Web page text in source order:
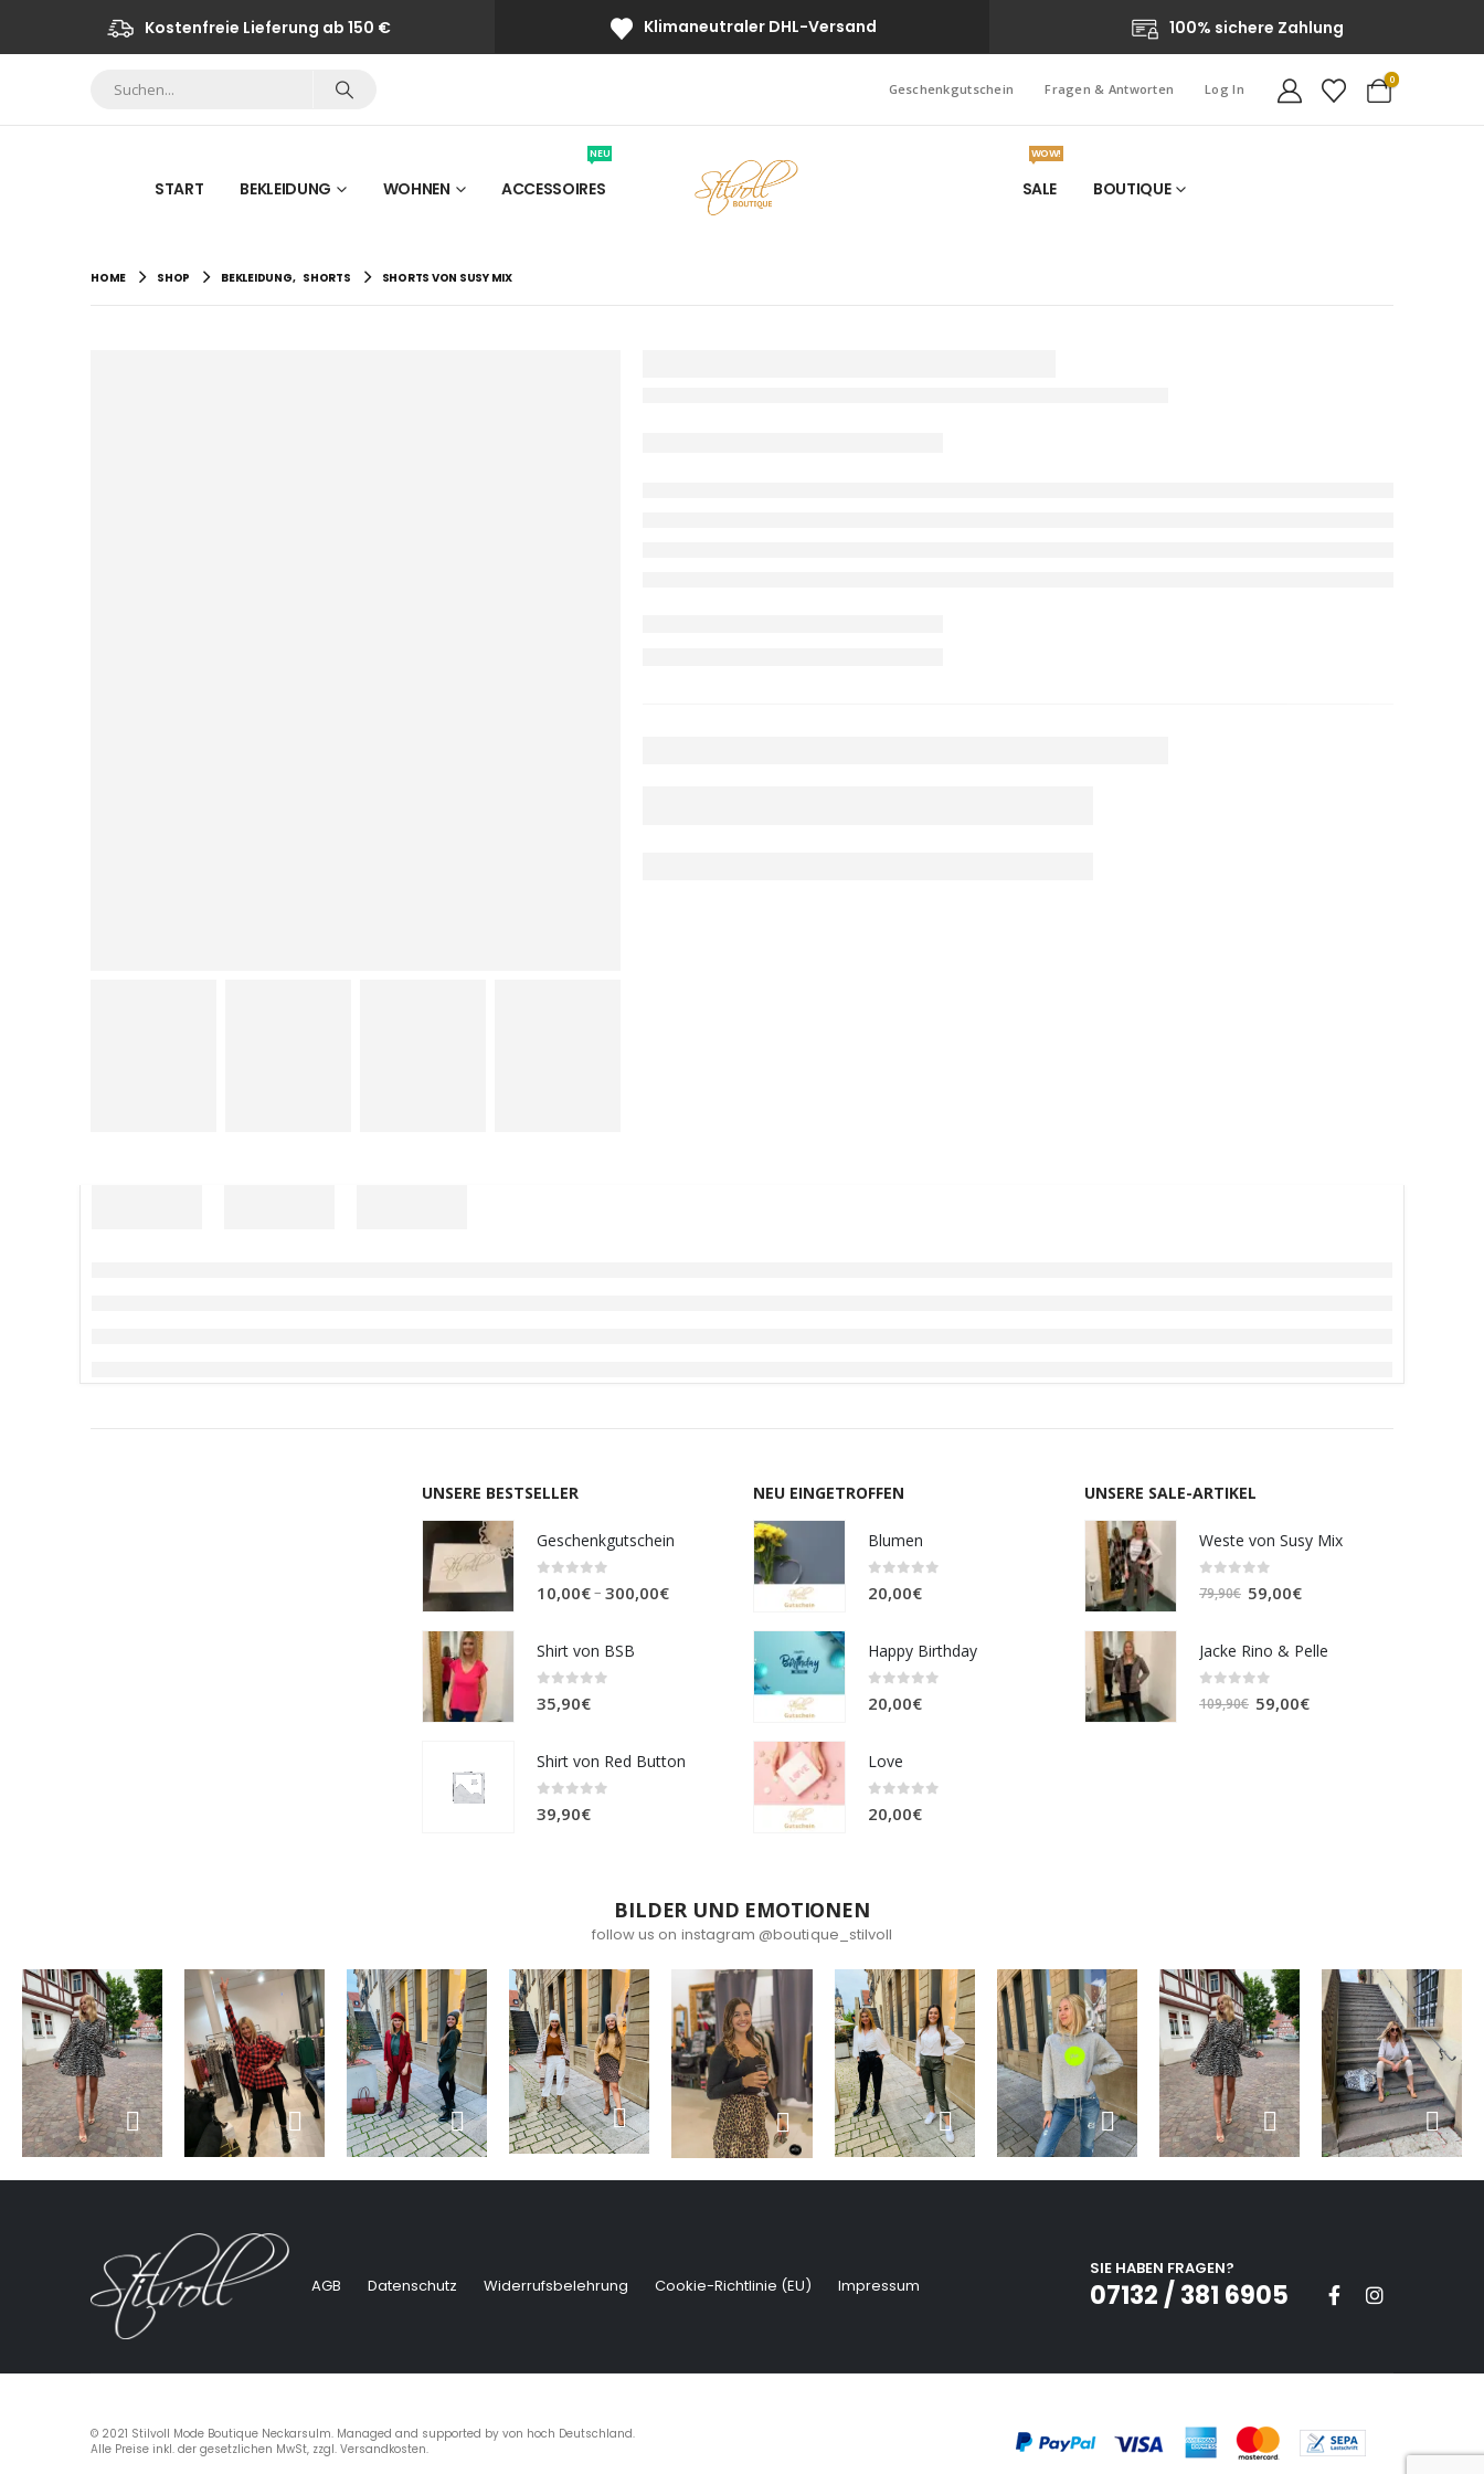
Kostenfreie Lieferung ab 150 € Klimaneutraler DHL-Versand 100% sichere Zahlung
Geschenkgutschein Fragen & Antworten Log In
0
START BEKLEIDUNG WOHNEN ACCESSOIRES
NEU
SALE
WOW!
BOUTIQUE
HOME SHOP BEKLEIDUNG, SHORTS SHORTS VON SUSY MIX
UNSERE BESTSELLER
Geschenkgutschein
10,00€– 300,00€Preisspanne:
Shirt von BSB
35,90€
Shirt von Red Button
39,90€
NEU EINGETROFFEN
Blumen
20,00€
Happy Birthday
20,00€
Love
20,00€
UNSERE SALE-ARTIKEL
Weste von Susy Mix
79,90€ Ursprünglicher
79,90€
59,00€Aktueller
59,00€.
Jacke Rino & Pelle
109,90€ Ursprünglicher
59,00€Aktueller
BILDER UND EMOTIONEN
follow us on instagram @boutique_stilvoll
AGB Datenschutz Widerrufsbelehrung Cookie-Richtlinie (EU) Impressum
SIE HABEN FRAGEN?
07132 / 381 6905
© 2021 Stilvoll Mode Boutique Neckarsulm. Managed and supported by von hoch Deutschland.
Alle Preise inkl. der gesetzlichen MwSt, zzgl. Versandkosten.